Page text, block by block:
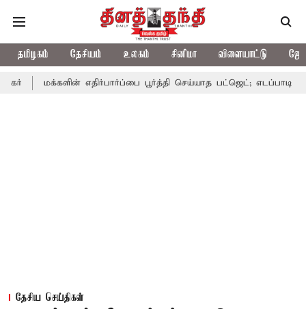
தமிழகம் தேசியம் உலகம் சினிமா விளையாட்டு
எதிர்பார்ப்பை பூர்த்தி செய்யாத பட்ஜெட்; எடப்பாடி பழனிசாமி
தேசிய செய்திகள்